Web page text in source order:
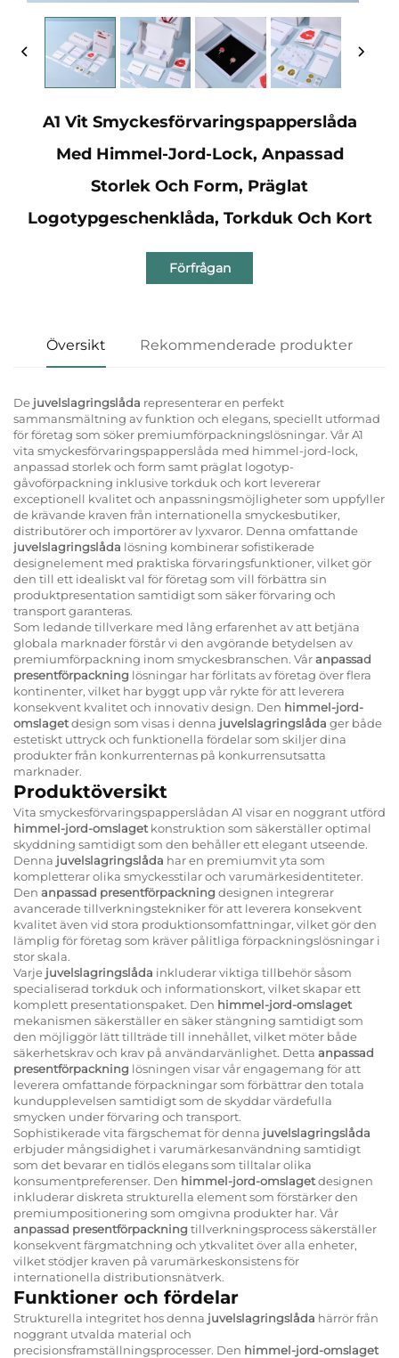
A1 Vit Smyckesförvaringspapperslåda
Med Himmel-Jord-Lock, Anpassad
Storlek Och Form, Präglat
Logotypgeschenklåda, Torkduk Och Kort
Förfrågan
Översikt Rekommenderade produkter
De juvelslagringslåda representerar en perfekt
sammansmältning av funktion och elegans, speciellt utformad
för företag som söker premiumförpackningslösningar. Vår A1
vita smyckesförvaringspapperslåda med himmel-jord-lock,
anpassad storlek och form samt präglat logotyp-
gåvoförpackning inklusive torkduk och kort levererar
exceptionell kvalitet och anpassningsmöjligheter som uppfyller
de krävande kraven från internationella smyckesbutiker,
distributörer och importörer av lyxvaror. Denna omfattande
juvelslagringslåda lösning kombinerar sofistikerade
designelement med praktiska förvaringsfunktioner, vilket gör
den till ett idealiskt val för företag som vill förbättra sin
produktpresentation samtidigt som säker förvaring och
transport garanteras.
Som ledande tillverkare med lång erfarenhet av att betjäna
globala marknader förstår vi den avgörande betydelsen av
premiumförpackning inom smyckesbranschen. Våranpassad
presentförpackning lösningar har förlitats av företag över flera
kontinenter, vilket har byggt upp vår rykte för att leverera
konsekvent kvalitet och innovativ design. Den himmel-jord-
omslagetdesign som visas i denna juvelslagringslåda ger både
estetiskt uttryck och funktionella fördelar som skiljer dina
produkter från konkurrenternas på konkurrensutsatta
marknader.
Produktöversikt
Vita smyckesförvaringspapperslådan A1 visar en noggrant utförd
himmel-jord-omslaget konstruktion som säkerställer optimal
skyddning samtidigt som den behåller ett elegant utseende.
Denna juvelslagringslåda har en premiumvit yta som
kompletterar olika smyckesstilar och varumärkesidentiteter.
Den anpassad presentförpackningdesignen integrerar
avancerade tillverkningstekniker för att leverera konsekvent
kvalitet även vid stora produktionsomfattningar, vilket gör den
lämplig för företag som kräver pålitliga förpackningslösningar i
stor skala.
Varje juvelslagringslåda inkluderar viktiga tillbehör såsom
specialiserad torkduk och informationskort, vilket skapar ett
komplett presentationspaket. Den himmel-jord-omslaget
mekanismen säkerställer en säker stängning samtidigt som
den möjliggör lätt tillträde till innehållet, vilket möter både
säkerhetskrav och krav på användarvänlighet. Detta anpassad
presentförpackning lösningen visar vår engagemang för att
leverera omfattande förpackningar som förbättrar den totala
kundupplevelsen samtidigt som de skyddar värdefulla
smycken under förvaring och transport.
Sophistikerade vita färgschemat för denna juvelslagringslåda
erbjuder mångsidighet i varumärkesanvändning samtidigt
som det bevarar en tidlös elegans som tilltalar olika
konsumentpreferenser. Den himmel-jord-omslagetdesignen
inkluderar diskreta strukturella element som förstärker den
premiumpositionering som omgivna produkter har. Vår
anpassad presentförpackningtillverkningsprocess säkerställer
konsekvent färgmatchning och ytkvalitet över alla enheter,
vilket stödjer kraven på varumärkeskonsistens för
internationella distributionsnätverk.
Funktioner och fördelar
Strukturella integritet hos denna juvelslagringslåda härrör från
noggrant utvalda material och
precisionsframställningsprocesser. Den himmel-jord-omslaget